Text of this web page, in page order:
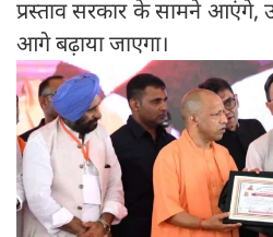
प्रस्ताव सरकार के सामने आएंगे,
आगे बढ़ाया जाएगा।